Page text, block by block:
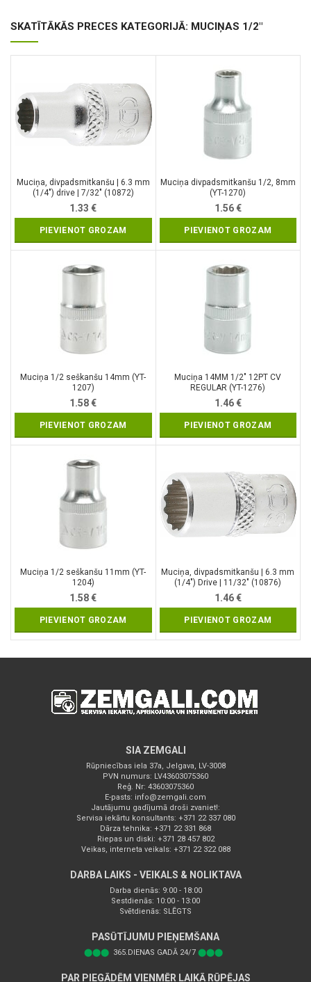
SKATĪTĀKĀS PRECES KATEGORIJĀ: MUCIŅAS 1/2"
Muciņa, divpadsmitkanšu | 6.3 mm
(1/4″) drive | 7/32″ (10872)
1.33€
PIEVIENOT GROZAM
Muciņa divpadsmitkanšu 1/2, 8mm
(YT-1270)
1.56€
PIEVIENOT GROZAM
Muciņa 1/2 seškanšu 14mm (YT-
1207)
1.58€
PIEVIENOT GROZAM
Muciņa 14MM 1/2″ 12PT CV
REGULAR (YT-1276)
1.46€
PIEVIENOT GROZAM
Muciņa 1/2 seškanšu 11mm (YT-
1204)
1.58€
PIEVIENOT GROZAM
Muciņa, divpadsmitkanšu | 6.3 mm
(1/4″) Drive | 11/32″ (10876)
1.46€
PIEVIENOT GROZAM
SIA ZEMGALI
Rūpniecības iela 37a, Jelgava, LV-3008
PVN numurs: LV43603075360
Reģ. Nr: 43603075360
E-pasts: info@zemgali.com
Jautājumu gadījumā droši zvaniet!:
Servisa iekārtu konsultants: +371 22 337 080
Dārza tehnika: +371 22 331 868
Riepas un diski: +371 28 457 802
Veikas, interneta veikals: +371 22 322 088
DARBA LAIKS - VEIKALS & NOLIKTAVA
Darba dienās: 9:00 - 18:00
Sestdienās: 10:00 - 13:00
Svētdienās: SLĒGTS
PASŪTĪJUMU PIEŅEMŠANA
⬤⬤⬤ 365.DIENAS GADĀ 24/7 ⬤⬤⬤
PAR PIEGĀDĒM VIENMĒR LAIKĀ RŪPĒJAS